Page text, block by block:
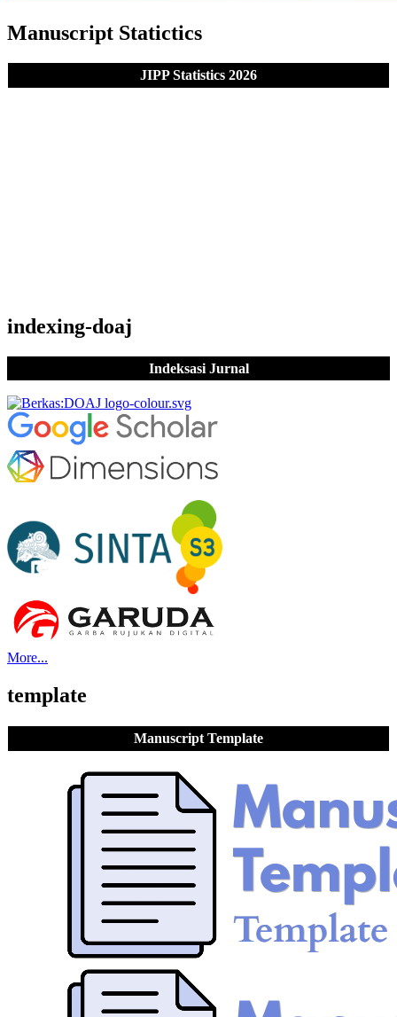
Manuscript Statictics
JIPP Statistics 2026
indexing-doaj
Indeksasi Jurnal
More...
template
Manuscript Template